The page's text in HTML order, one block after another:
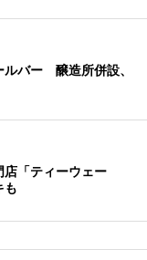
ルバー 醸造所併設、
店「ティーウェー
も